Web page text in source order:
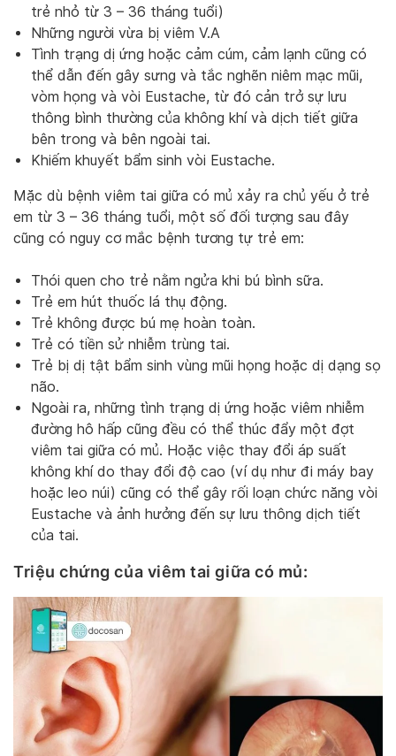
trẻ nhỏ từ 3 – 36 tháng tuổi)
Những người vừa bị viêm V.A
Tình trạng dị ứng hoặc cảm cúm, cảm lạnh cũng có
thể dẫn đến gây sưng và tắc nghẽn niêm mạc mũi,
vòm họng và vòi Eustache, từ đó cản trở sự lưu
thông bình thường của không khí và dịch tiết giữa
bên trong và bên ngoài tai.
Khiếm khuyết bẩm sinh vòi Eustache.
Mặc dù bệnh viêm tai giữa có mủ xảy ra chủ yếu ở trẻ
em từ 3 – 36 tháng tuổi, một số đối tượng sau đây
cũng có nguy cơ mắc bệnh tương tự trẻ em:
Thói quen cho trẻ nằm ngửa khi bú bình sữa.
Trẻ em hút thuốc lá thụ động.
Trẻ không được bú mẹ hoàn toàn.
Trẻ có tiền sử nhiễm trùng tai.
Trẻ bị dị tật bẩm sinh vùng mũi họng hoặc dị dạng sọ
não.
Ngoài ra, những tình trạng dị ứng hoặc viêm nhiễm
đường hô hấp cũng đều có thể thúc đẩy một đợt
viêm tai giữa có mủ. Hoặc việc thay đổi áp suất
không khí do thay đổi độ cao (ví dụ như đi máy bay
hoặc leo núi) cũng có thể gây rối loạn chức năng vòi
Eustache và ảnh hưởng đến sự lưu thông dịch tiết
của tai.
Triệu chứng của viêm tai giữa có mủ: